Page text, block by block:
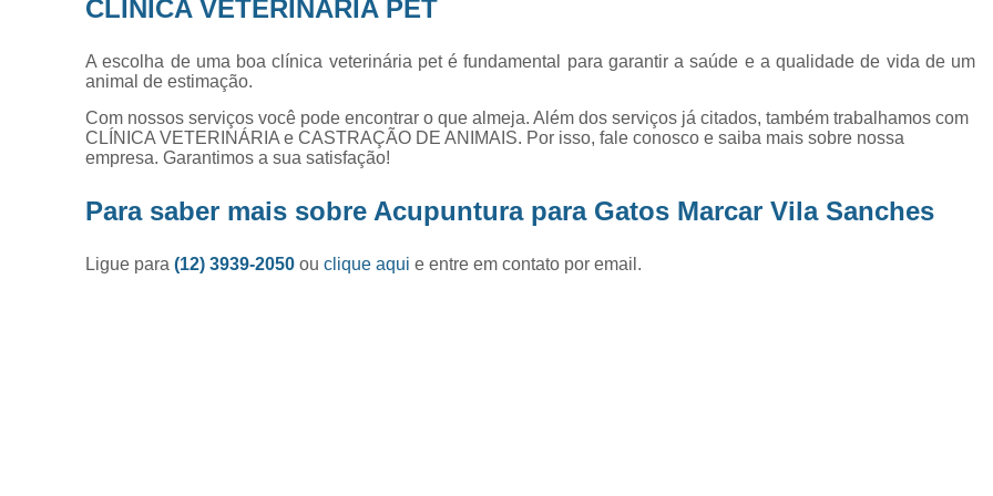
Exame de Ultrassom
Exame de Ultrassom
Exame de Ultrassom para
CLÍNICA VETERINÁRIA PET
A escolha de uma boa clínica veterinária pet é fundamental para garantir a saúde e a qualidade de vida de um
animal de estimação.
Com nossos serviços você pode encontrar o que almeja. Além dos serviços já citados, também trabalhamos com
CLÍNICA VETERINÁRIA e CASTRAÇÃO DE ANIMAIS. Por isso, fale conosco e saiba mais sobre nossa
empresa. Garantimos a sua satisfação!
Para saber mais sobre Acupuntura para Gatos Marcar Vila Sanches
Ligue para(12) 3939-2050ouclique aqui e entre em contato por email.